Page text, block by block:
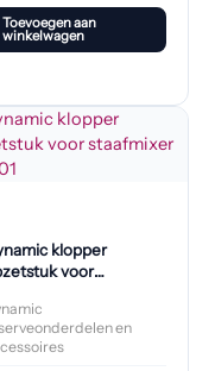
Toevoegen aan
winkelwagen
klopper
voor
en